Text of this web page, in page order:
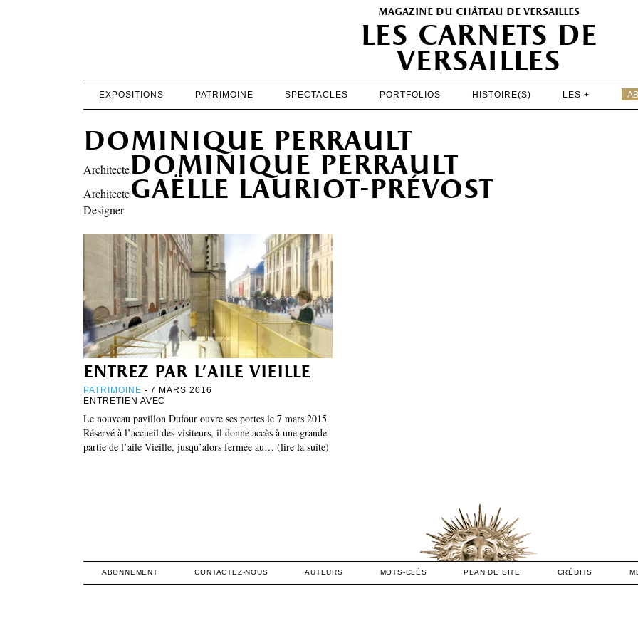
magazine du château de versailles
les carnets de
versailles
EXPOSITIONS PATRIMOINE SPECTACLES PORTFOLIOS HISTOIRE(S) LES +
SPECTACLES
dominique perrault
Architectedominique perrault
Architectegaëlle lauriot-prévost
Designer
entrez par l’aile vieille
PATRIMOINE - 7 MARS 2016
ENTRETIEN AVEC
Le nouveau pavillon Dufour ouvre ses portes le 7 mars 2015.
Réservé à l’accueil des visiteurs, il donne accès à une grande
partie de l’aile Vieille, jusqu’alors fermée au… (lire la suite)
ABONNEMENT CONTACTEZ-NOUS AUTEURS MOTS-CLÉS PLAN DE SITE CRÉDITS